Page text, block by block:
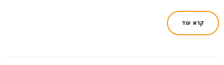
קרא עוד